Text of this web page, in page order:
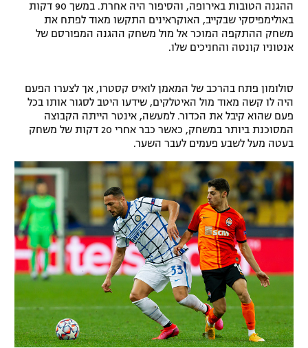
תקנון פעילות ספורט 1
רשיון להקרנה פומבית לבית עסק
לוח דרושים – ג'ובנט
תגיות
המגזין
ההגנה הטובות באירופה, והסיפור היה אחרת. במשך 90 דקות
באולימפיסקי שבקייב, האוקראינים התקשו מאוד לפתח את
משחק ההתקפה המוכר אל מול משחק ההגנה המפורסם של
אנטוניו קונטה והחניכים שלו.
סולומון פתח בהרכב של המאמן לואיס קסטרו, אך לצערו הפעם
היה לו קשה מאוד מול האיטלקים, שידעו היטב לסגור אותו בכל
פעם שהוא קיבל את הכדור. למעשה, אינטר הייתה הקבוצה
המסוכנת ביותר במשחק, כאשר כבר אחרי 20 דקות של משחק
בעטה מעל לשבע פעמים לעבר השער.